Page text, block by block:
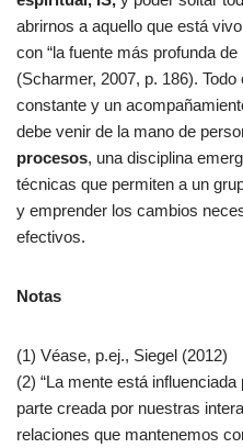
abrirnos a aquello que está
con “la fuente más profunda
(Scharmer, 2007, p. 186).
constante y un
debe venir de la mano de
procesos, una disciplina
técnicas que permiten a un
y emprender los cambios
efectivos.
Notas
(1) Véase, p.ej., Siegel (2012)
(2) “La mente está
parte creada por nuestras
relaciones que mantenemos